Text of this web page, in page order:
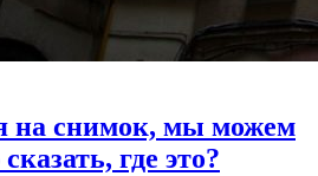
на снимок, мы можем
где это?